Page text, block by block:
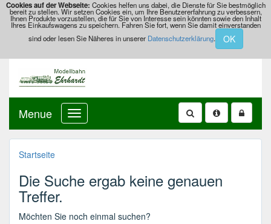
Cookies auf der Webseite: Cookies helfen uns dabei, die Dienste für Sie bestmöglich
bereit zu stellen. Wir setzen Cookies ein, um Ihre Benutzererfahrung zu verbessern,
Ihnen Produkte vorzustellen, die für Sie von Interesse sein könnten sowie den Inhalt
Ihres Einkaufswagens zu speichern. Fahren Sie fort, wenn Sie damit einverstanden
sind oder lesen Sie Näheres in unserer Datenschutzerklärung. OK
Menue
Startseite
Die Suche ergab keine genauen
Treffer.
Möchten Sie noch einmal suchen?